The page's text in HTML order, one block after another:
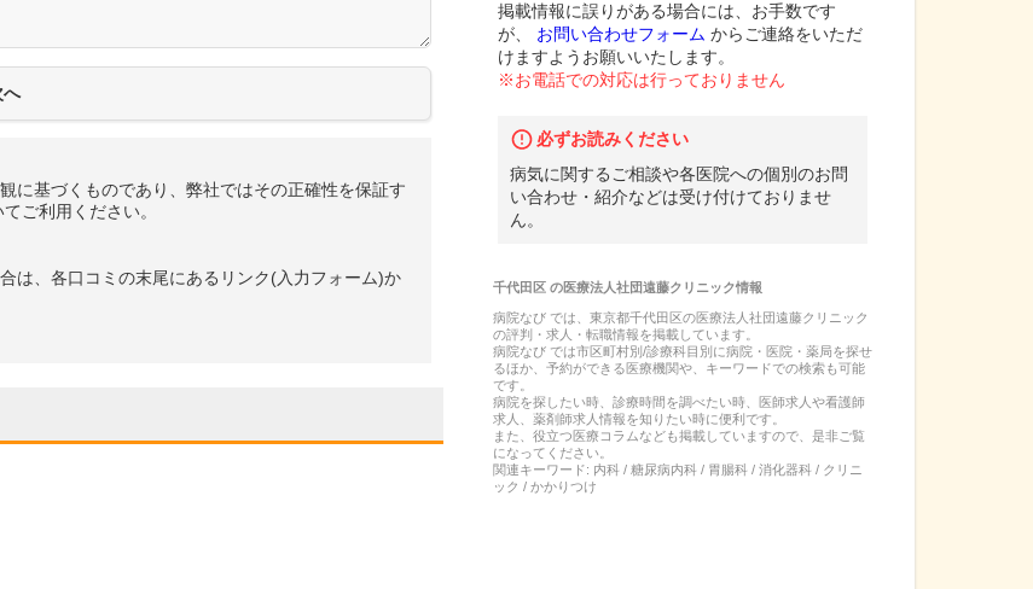
に基づくものであり、弊社ではその正確性を保証す
ご利用ください。
は、各口コミの末尾にあるリンク(入力フォーム)か
掲載情報に誤りがある場合には、お手数です
が、
お問い合わせフォーム からご連絡をいただ
けますようお願いいたします。
※お電話での対応は行っておりません
必ずお読みください
病気に関するご相談や各医院への個別のお問
い合わせ・紹介などは受け付けておりませ
ん。
千代田区の医療法人社団遠藤クリニック情報
病院なび では、 東京都千代田区の医療法人社団遠藤クリニック
の評判・求人・転職情報を掲載しています。
病院なび では市区町村別/診療科目別に病院・医院・薬局を探せ
るほか、予約ができる医療機関や、キーワードでの検索も可能
です。
病院を探したい時、診療時間を調べたい時、医師求人や看護師
求人、薬剤師求人情報を知りたい時に便利です。
また、役立つ医療コラムなども掲載していますので、是非ご覧
になってください。
関連キーワード: 内科 / 糖尿病内科 / 胃腸科 / 消化器科 / クリニ
ック / かかりつけ